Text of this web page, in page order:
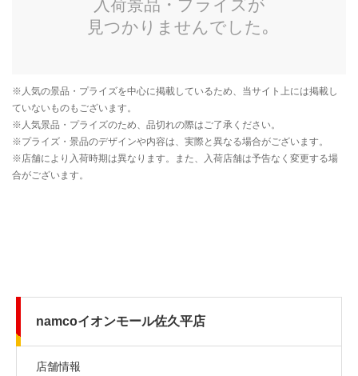
namcoイオンモール佐久平店
店舗情報